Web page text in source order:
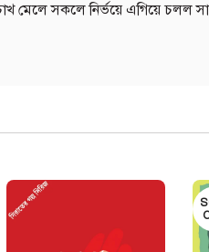
সকলে নির্ভয়ে এগিয়ে চলল